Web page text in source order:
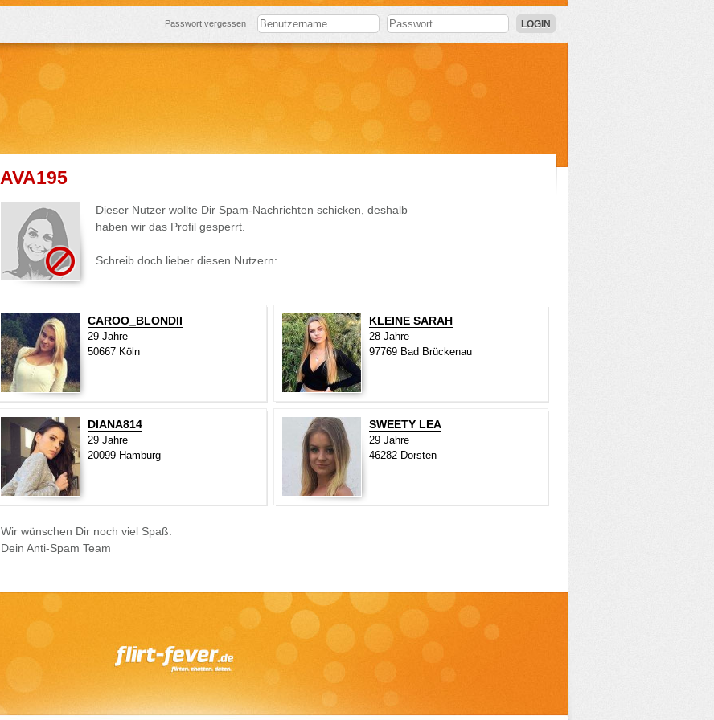
Passwort vergessen LOGIN
AVA195
Dieser Nutzer wollte Dir Spam-Nachrichten schicken, deshalb
haben wir das Profil gesperrt.
Schreib doch lieber diesen Nutzern:
CAROO_BLONDII
29 Jahre
50667 Köln
KLEINE SARAH
28 Jahre
97769 Bad Brückenau
DIANA814
29 Jahre
20099 Hamburg
SWEETY LEA
29 Jahre
46282 Dorsten
Wir wünschen Dir noch viel Spaß.
Dein Anti-Spam Team